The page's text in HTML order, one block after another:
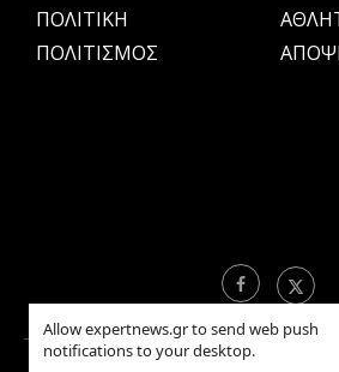
Allow expertnews.gr to send web push
notifications to your desktop.
ΠΟΛΙΤΙΚΗ
ΠΟΛΙΤΙΣΜΟΣ